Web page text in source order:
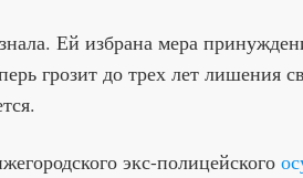
Ей избрана мера
грозит до трех лет лишения
экс-полицейского